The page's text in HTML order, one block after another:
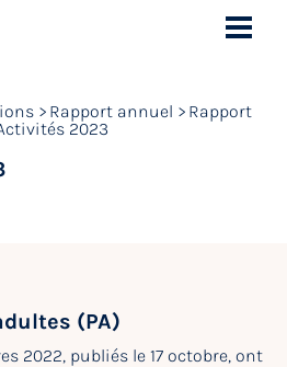
Rapport annuel
Rapport
2023
(PA)
2022, publiés le 17 octobre, ont